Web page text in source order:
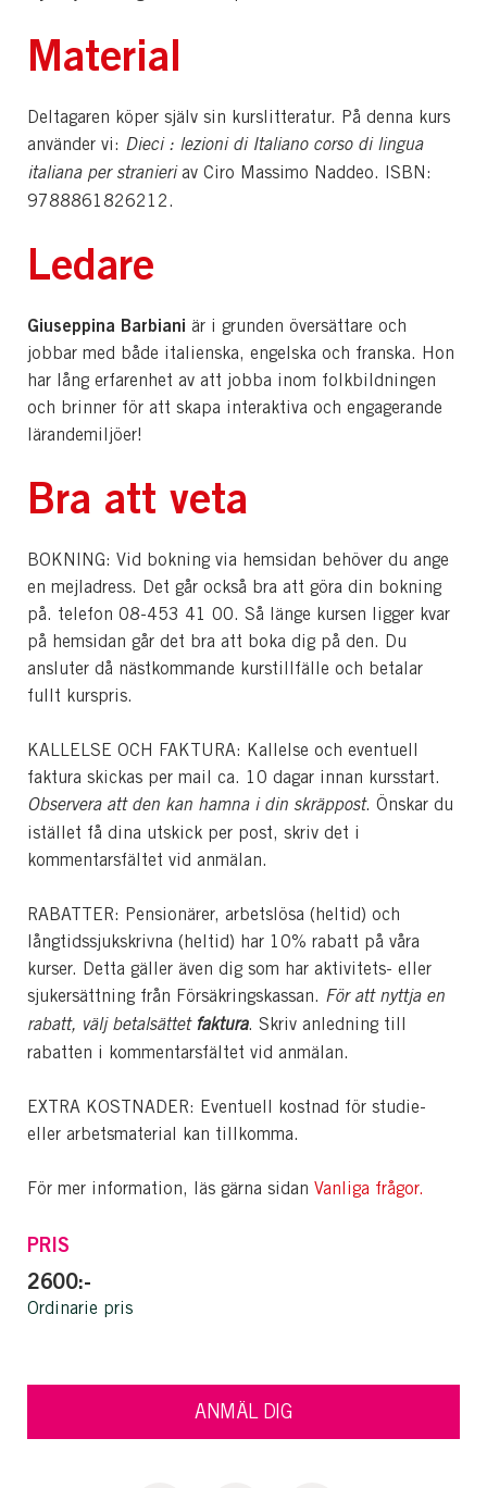
Material
Deltagaren köper själv sin kurslitteratur. På denna kurs
använder vi: Dieci : lezioni di Italiano corso di lingua
italiana per stranieriav Ciro Massimo Naddeo. ISBN:
9788861826212.
Ledare
Giuseppina Barbiani är i grunden översättare och
jobbar med både italienska, engelska och franska. Hon
har lång erfarenhet av att jobba inom folkbildningen
och brinner för att skapa interaktiva och engagerande
lärandemiljöer!
Bra att veta
BOKNING: Vid bokning via hemsidan behöver du ange
en mejladress. Det går också bra att göra din bokning
på. telefon 08-453 41 00. Så länge kursen ligger kvar
på hemsidan går det bra att boka dig på den. Du
ansluter då nästkommande kurstillfälle och betalar
fullt kurspris.
KALLELSE OCH FAKTURA: Kallelse och eventuell
faktura skickas per mail ca. 10 dagar innan kursstart.
Observera att den kan hamna i din skräppost. Önskar du
istället få dina utskick per post, skriv det i
kommentarsfältet vid anmälan.
RABATTER: Pensionärer, arbetslösa (heltid) och
långtidssjukskrivna (heltid) har 10% rabatt på våra
kurser. Detta gäller även dig som har aktivitets- eller
sjukersättning från Försäkringskassan. För att nyttja en
rabatt, välj betalsättet faktura. Skriv anledning till
rabatten i kommentarsfältet vid anmälan.
EXTRA KOSTNADER: Eventuell kostnad för studie-
eller arbetsmaterial kan tillkomma.
För mer information, läs gärna sidan Vanliga frågor.
PRIS
2600:-
Ordinarie pris
ANMÄL DIG